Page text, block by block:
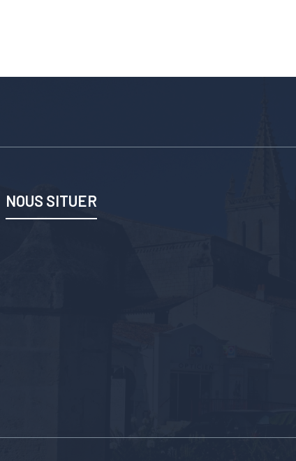
NOUS SITUER